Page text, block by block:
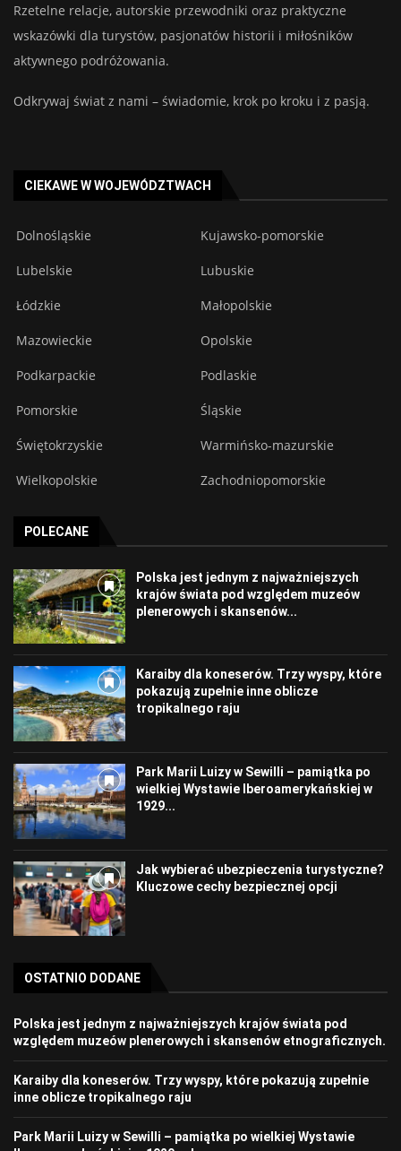
Rzetelne relacje, autorskie przewodniki oraz praktyczne
wskazówki dla turystów, pasjonatów historii i miłośników
aktywnego podróżowania.
Odkrywaj świat z nami – świadomie, krok po kroku i z pasją.
CIEKAWE W WOJEWÓDZTWACH
Dolnośląskie Kujawsko-pomorskie
Lubelskie Lubuskie
Łódzkie Małopolskie
Mazowieckie Opolskie
Podkarpackie Podlaskie
Pomorskie Śląskie
Świętokrzyskie Warmińsko-mazurskie
Wielkopolskie Zachodniopomorskie
POLECANE
Polska jest jednym z najważniejszych
krajów świata pod względem muzeów
plenerowych i skansenów...
Karaiby dla koneserów. Trzy wyspy, które
pokazują zupełnie inne oblicze
tropikalnego raju
Park Marii Luizy w Sewilli – pamiątka po
wielkiej Wystawie Iberoamerykańskiej w
1929...
Jak wybierać ubezpieczenia turystyczne?
Kluczowe cechy bezpiecznej opcji
OSTATNIO DODANE
Polska jest jednym z najważniejszych krajów świata pod
względem muzeów plenerowych i skansenów etnograficznych.
Karaiby dla koneserów. Trzy wyspy, które pokazują zupełnie
inne oblicze tropikalnego raju
Park Marii Luizy w Sewilli – pamiątka po wielkiej Wystawie